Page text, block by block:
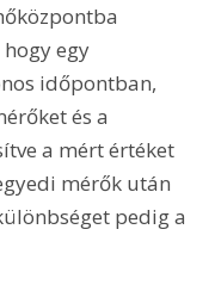
egy
időpontban,
és a
a mért értéket
mérők után
pedig a